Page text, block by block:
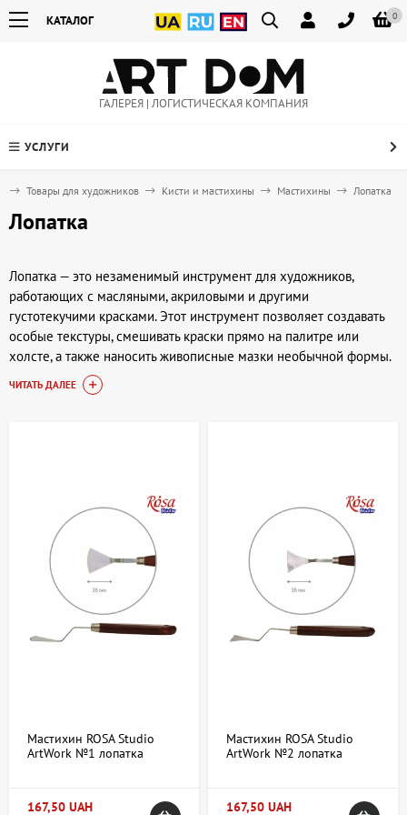
0
КАТАЛОГ
ГАЛЕРЕЯ | ЛОГИСТИЧЕСКАЯ КОМПАНИЯ
УСЛУГИ
Товары для художников Кисти и мастихины Мастихины Лопатка
Лопатка
Лопатка — это незаменимый инструмент для художников,
работающих с масляными, акриловыми и другими
густотекучими красками. Этот инструмент позволяет создавать
особые текстуры, смешивать краски прямо на палитре или
холсте, а также наносить живописные мазки необычной формы.
Лопатки изготовлены из металла, пластика или дерева и
отличаются формой, размером и гибкостью рабочей
Где купить Лопатка в Киеве и Украине:
ассортимент и особенности
В интернет-магазине artdom.com.ua представлена большая
коллекция лопаток для художников с разными свойствами и
назначением. Здесь можно купить лопатка в Киеве и Украине,
выбрав среди широкого выбора:
мазков;
лопатки с фигурными краями для декоративных эффектов.
ЧИТАТЬ ДАЛЕЕ
Мастихин ROSA Studio
ArtWork №1 лопатка
167,50 UAH
Мастихин ROSA Studio
ArtWork №2 лопатка
167,50 UAH